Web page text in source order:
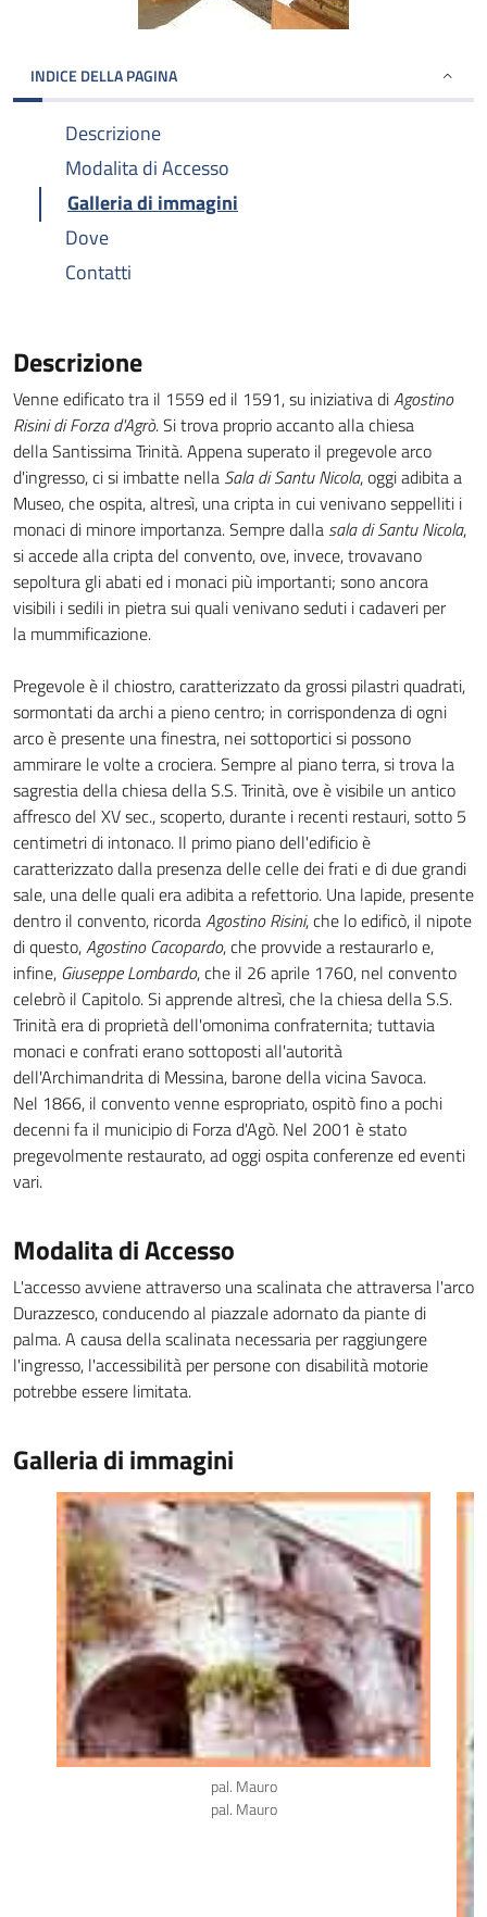
INDICE DELLA PAGINA
Descrizione
Modalita di Accesso
Galleria di immagini
Dove
Contatti
Descrizione
Venne edificato tra il 1559 ed il 1591, su iniziativa diAgostino
Risini di Forza d'Agrò. Si trova proprio accanto alla chiesa
della Santissima Trinità. Appena superato il pregevole arco
d'ingresso, ci si imbatte nella Sala di Santu Nicola, oggi adibita a
Museo, che ospita, altresì, una cripta in cui venivano seppelliti i
monaci di minore importanza. Sempre dalla sala di Santu Nicola,
si accede alla cripta del convento, ove, invece, trovavano
sepoltura gli abati ed i monaci più importanti; sono ancora
visibili i sedili in pietra sui quali venivano seduti i cadaveri per
la mummificazione.
Pregevole è il chiostro, caratterizzato da grossi pilastri quadrati,
sormontati da archi a pieno centro; in corrispondenza di ogni
arco è presente una finestra, nei sottoportici si possono
ammirare le volte a crociera. Sempre al piano terra, si trova la
sagrestia della chiesa della S.S. Trinità, ove è visibile un antico
affresco del XV sec., scoperto, durante i recenti restauri, sotto 5
centimetri di intonaco. Il primo piano dell'edificio è
caratterizzato dalla presenza delle celle dei frati e di due grandi
sale, una delle quali era adibita a refettorio. Una lapide, presente
dentro il convento, ricordaAgostino Risini, che lo edificò, il nipote
di questo,Agostino Cacopardo, che provvide a restaurarlo e,
infine, Giuseppe Lombardo, che il 26 aprile 1760, nel convento
celebrò il Capitolo. Si apprende altresì, che la chiesa della S.S.
Trinità era di proprietà dell'omonima confraternita; tuttavia
monaci e confrati erano sottoposti all'autorità
dell'Archimandrita di Messina, barone della vicina Savoca.
Nel 1866, il convento venne espropriato, ospitò fino a pochi
decenni fa il municipio di Forza d'Agò. Nel 2001 è stato
pregevolmente restaurato, ad oggi ospita conferenze ed eventi
vari.
Modalita di Accesso
L'accesso avviene attraverso una scalinata che attraversa l'arco
Durazzesco, conducendo al piazzale adornato da piante di
palma. A causa della scalinata necessaria per raggiungere
l'ingresso, l'accessibilità per persone con disabilità motorie
potrebbe essere limitata.
Galleria di immagini
pal. Mauro
pal. Mauro